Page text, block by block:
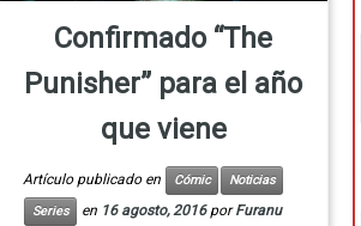
Confirmado “The
Punisher” para el año
que viene
Artículo publicado en Cómic
Noticias
Series
en 16 agosto, 2016 porFuranu